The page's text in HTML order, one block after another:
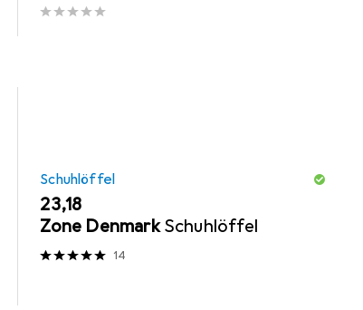
Schuhlöffel
EUR
23,18
Zone Denmark Schuhlöffel
14